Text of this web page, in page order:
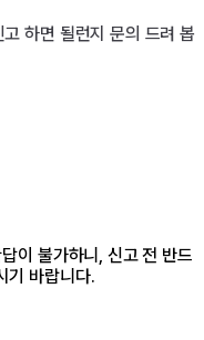
하면 될런지 문의 드려 봅
이 불가하니, 신고 전 반드
기 바랍니다.